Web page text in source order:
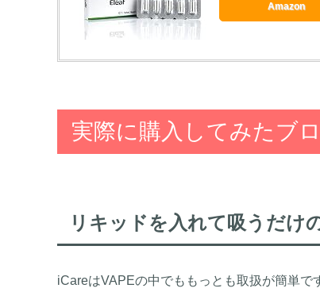
Amazon
実際に購入してみたブ
リキッドを入れて吸うだけ
iCareはVAPEの中でももっとも取扱が簡単で